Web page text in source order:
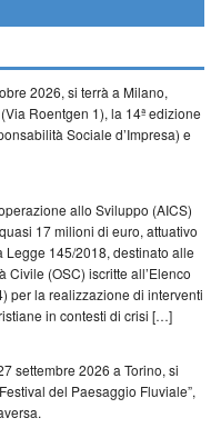
2026, si terrà a Milano,
Roentgen 1), la 14ª edizione
Sociale d’Impresa) e
allo Sviluppo (AICS)
17 milioni di euro, attuativo
Legge 145/2018, destinato alle
(OSC) iscritte all’Elenco
per la realizzazione di interventi
in contesti di crisi […]
settembre 2026 a Torino, si
del Paesaggio Fluviale”,